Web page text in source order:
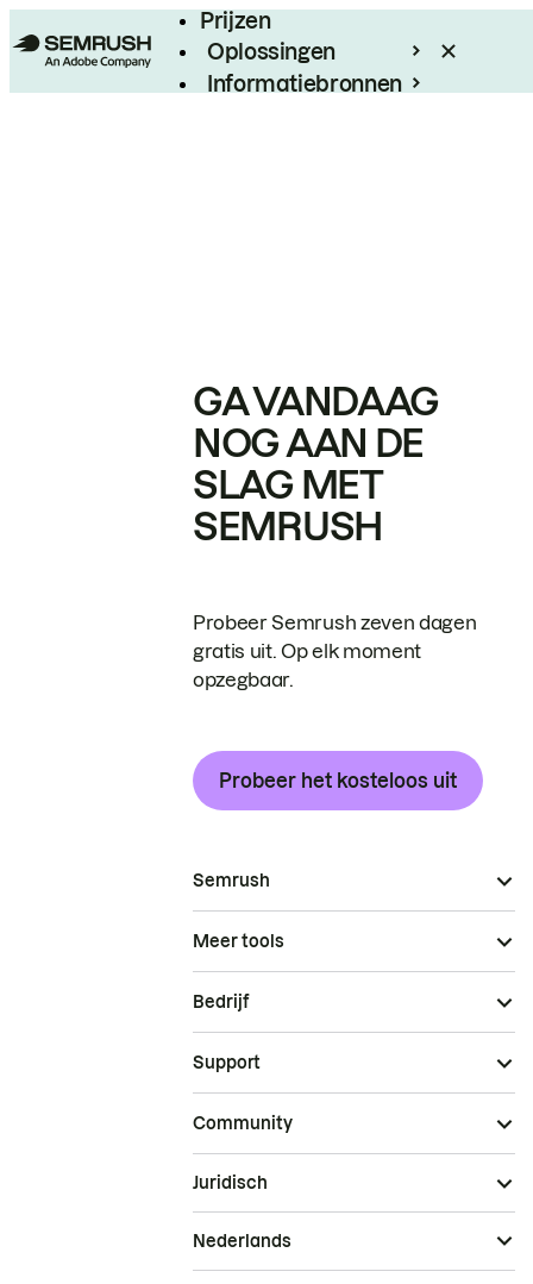
Prijzen
Oplossingen
Informatiebronnen
GA VANDAAG
NOG AAN DE
SLAG MET
SEMRUSH
Probeer Semrush zeven dagen
gratis uit. Op elk moment
opzegbaar.
Probeer het kosteloos uit
Semrush
Meer tools
Bedrijf
Support
Community
Juridisch
Nederlands